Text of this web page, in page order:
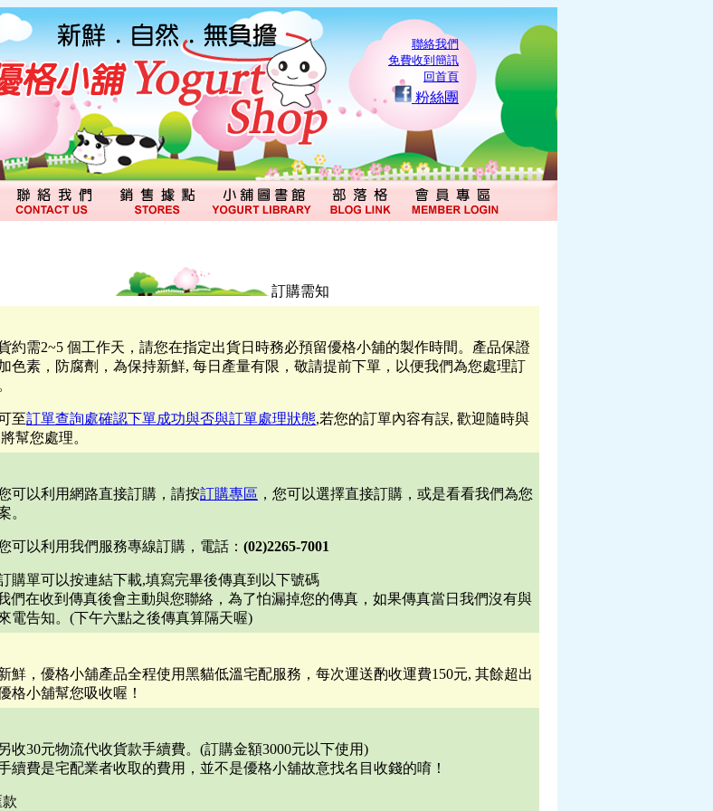
聯絡我們
免費收到簡訊
回首頁
粉絲團
訂購需知
約需2~5 個工作天，請您在指定出貨日時務必預留優格小舖的製作時間。產品保證
色素，防腐劑，為保持新鮮, 每日產量有限，敬請提前下單，以便我們為您處理訂
至訂單查詢處確認下單成功與否與訂單處理狀態,若您的訂單內容有誤, 歡迎隨時與
幫您處理。
可以利用網路直接訂購，請按訂購專區 ，您可以選擇直接訂購，或是看看我們為您
。
可以利用我們服務專線訂購，電話： (02)2265-7001
購單可以按連結下載,填寫完畢後傳真到以下號碼
們在收到傳真後會主動與您聯絡，為了怕漏掉您的傳真，如果傳真當日我們沒有與
電告知。(下午六點之後傳真算隔天喔)
鮮，優格小舖產品全程使用黑貓低溫宅配服務，每次運送酌收運費150元, 其餘超出
格小舖幫您吸收喔！
另收30元物流代收貨款手續費。(訂購金額3000元以下使用)
續費是宅配業者收取的費用，並不是優格小舖故意找名目收錢的唷！